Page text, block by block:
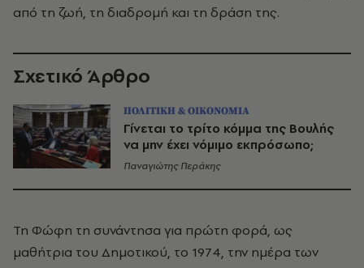
από τη ζωή, τη διαδρομή και τη δράση της.
Σχετικό Άρθρο
ΠΟΛΙΤΙΚΗ & ΟΙΚΟΝΟΜΙΑ
Γίνεται το τρίτο κόμμα της Βουλής
να μην έχει νόμιμο εκπρόσωπο;
Παναγιώτης Περάκης
Τη Φώφη τη συνάντησα για πρώτη φορά, ως
μαθήτρια του Δημοτικού, το 1974, την ημέρα των